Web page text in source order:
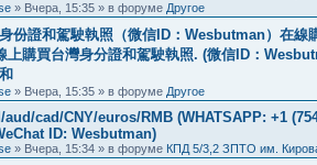
» Вчера, 15:35 » в форуме Другое
份證和駕駛執照（微信ID：Wesbutman）在線
上購買台灣身分證和駕駛執照. (微信ID：
» Вчера, 15:35 » в форуме Другое
aud/cad/CNY/euros/RMB (WHATSAPP: +1
ID: Wesbutman)
» Вчера, 15:34 » в форуме КПД 5/3,2 ЗПТО им.